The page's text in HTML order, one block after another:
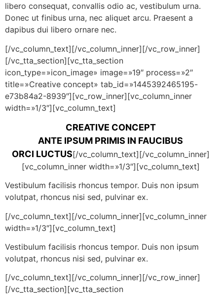
libero consequat, convallis odio ac, vestibulum urna.
Donec ut finibus urna, nec aliquet arcu. Praesent a
dapibus dui libero ornare nec.
[/vc_column_text][/vc_column_inner][/vc_row_inner]
[/vc_tta_section][vc_tta_section
icon_type=»icon_image» image=»19″ process=»2″
title=»Creative concept» tab_id=»1445392465195-
e73b84a2-8939″][vc_row_inner][vc_column_inner
width=»1/3″][vc_column_text]
CREATIVE CONCEPT
ANTE IPSUM PRIMIS IN FAUCIBUS
ORCI LUCTUS[/vc_column_text][/vc_column_inner]
[vc_column_inner width=»1/3″][vc_column_text]
Vestibulum facilisis rhoncus tempor. Duis non ipsum
volutpat, rhoncus nisi sed, pulvinar ex.
[/vc_column_text][/vc_column_inner][vc_column_inner
width=»1/3″][vc_column_text]
Vestibulum facilisis rhoncus tempor. Duis non ipsum
volutpat, rhoncus nisi sed, pulvinar ex.
[/vc_column_text][/vc_column_inner][/vc_row_inner]
[/vc_tta_section][vc_tta_section